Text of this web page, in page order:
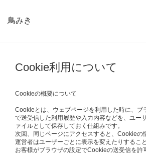
鳥みき
Cookie利用について
Cookieの概要について
Cookieとは、ウェブページを利用した時に、ブ
で送受信した利用履歴や入力内容などを、ユー
ァイルとして保存しておく仕組みです。
次回、同じページにアクセスすると、Cookieの
運営者はユーザーごとに表示を変えたりするこ
お客様がブラウザの設定でCookieの送受信を許